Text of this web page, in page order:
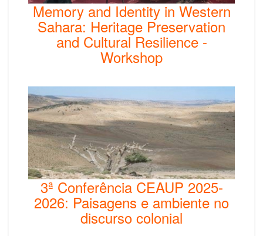
Memory and Identity in Western
Sahara: Heritage Preservation
and Cultural Resilience -
Workshop
3ª Conferência CEAUP 2025-
2026: Paisagens e ambiente no
discurso colonial